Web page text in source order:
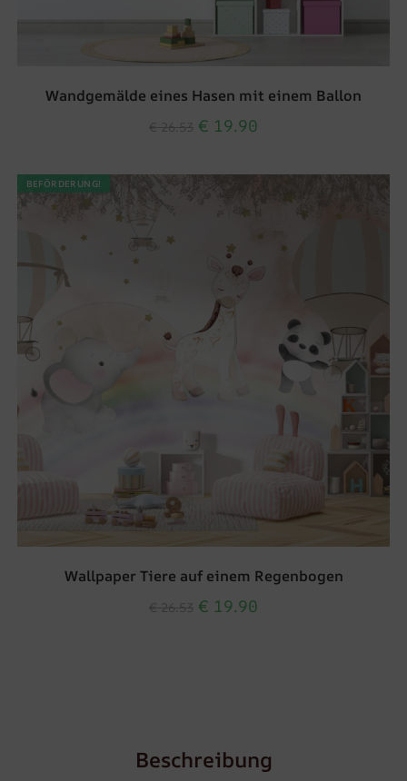
Wandgemälde eines Hasen mit einem Ballon
€ 19.90
BEFÖRDERUNG!
Wallpaper Tiere auf einem Regenbogen
€ 19.90
Beschreibung